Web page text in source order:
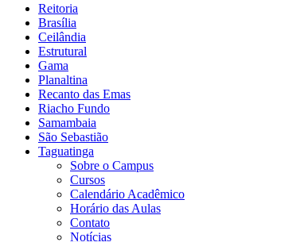
Reitoria
Brasília
Ceilândia
Estrutural
Gama
Planaltina
Recanto das Emas
Riacho Fundo
Samambaia
São Sebastião
Taguatinga
Sobre o Campus
Cursos
Calendário Acadêmico
Horário das Aulas
Contato
Notícias